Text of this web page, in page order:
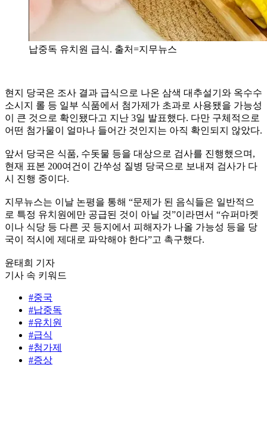
납중독 유치원 급식. 출처=지무뉴스
현지 당국은 조사 결과 급식으로 나온 삼색 대추설기와 옥수수
소시지 롤 등 일부 식품에서 첨가제가 초과로 사용됐을 가능성
이 큰 것으로 확인됐다고 지난 3일 발표했다. 다만 구체적으로
어떤 첨가물이 얼마나 들어간 것인지는 아직 확인되지 않았다.
앞서 당국은 식품, 수돗물 등을 대상으로 검사를 진행했으며,
현재 표본 200여건이 간쑤성 질병 당국으로 보내져 검사가 다
시 진행 중이다.
지무뉴스는 이날 논평을 통해 “문제가 된 음식들은 일반적으
로 특정 유치원에만 공급된 것이 아닐 것”이라면서 “슈퍼마켓
이나 식당 등 다른 곳 등지에서 피해자가 나올 가능성 등을 당
국이 적시에 제대로 파악해야 한다”고 촉구했다.
윤태희 기자
기사 속 키워드
#중국
#납중독
#유치원
#급식
#첨가제
#증상